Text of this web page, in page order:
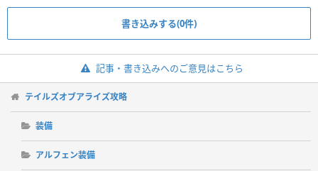
書き込みする(0件)
記事・書き込みへのご意見はこちら
テイルズオブアライズ攻略
装備
アルフェン装備